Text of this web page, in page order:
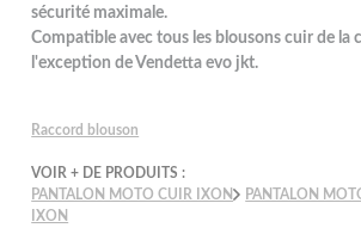
sécurité maximale.
Compatible avec tous les blousons cuir de la
l'exception de Vendetta evo jkt.
Raccord blouson
VOIR + DE PRODUITS :
PANTALON MOTO CUIR IXON
PANTALON
IXON